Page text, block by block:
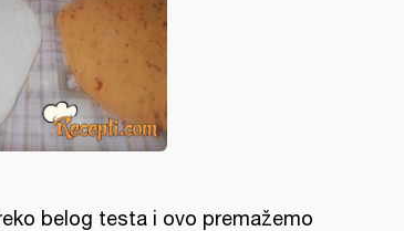
belog testa i ovo premažemo